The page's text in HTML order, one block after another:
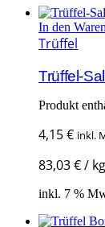
In den
Trüffel
Trüffel-
Produkt
4,15€ inkl.
83,03€/ kg
inkl. 7 %